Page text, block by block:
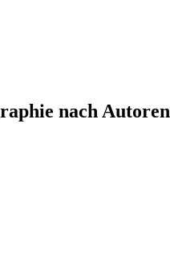
nach Autoren